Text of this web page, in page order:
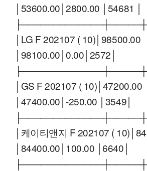
│53600.00│2800.00 │54681 │
│LG F 202107 ( 10)│98500.00
│98100.00│0.00│2572│
│GS F 202107 ( 10)│47200.00
│47400.00│-250.00 │3549│
│케이티앤지 F 202107 (
│84400.00│100.00 │6640│